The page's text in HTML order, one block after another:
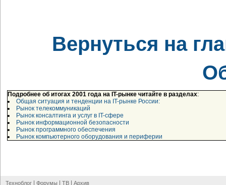
Вернуться на
Подробнее об итогах 2001 года на IT-рынке читайте в разделах:
Общая ситуация и тенденции на IT-рынке России:
Рынок телекоммуникаций
Рынок консалтинга и услуг в IT-сфере
Рынок информационной безопасности
Рынок программного обеспечения
Рынок компьютерного оборудования и периферии
Техноблог Форумы ТВ Архив